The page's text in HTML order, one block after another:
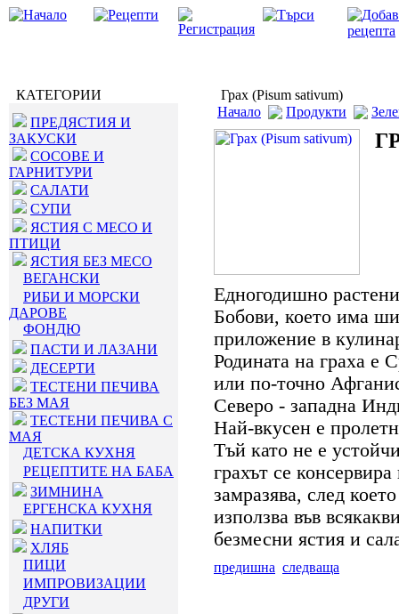
КАТЕГОРИИ
ПРЕДЯСТИЯ И
ЗАКУСКИ
СОСОВЕ И
ГАРНИТУРИ
САЛАТИ
СУПИ
ЯСТИЯ С МЕСО И
ПТИЦИ
ЯСТИЯ БЕЗ МЕСО
ВЕГАНСКИ
РИБИ И МОРСКИ
ДАРОВЕ
ФОНДЮ
ПАСТИ И ЛАЗАНИ
ДЕСЕРТИ
ТЕСТЕНИ ПЕЧИВА
БЕЗ МАЯ
ТЕСТЕНИ ПЕЧИВА С
МАЯ
ДЕТСКА КУХНЯ
РЕЦЕПТИТЕ НА БАБА
ЗИМНИНА
ЕРГЕНСКА КУХНЯ
НАПИТКИ
ХЛЯБ
ПИЦИ
ИМПРОВИЗАЦИИ
ДРУГИ
Грах (Pisum sativum)
Начало
Продукти
Едногодишно
Бобови, което има
приложение в
Родината на граха е
или по-точно
Северо - западна
Най-вкусен е
Тъй като не е
грахът се
замразява, след
използва във
безмесни ястия и
предишна следваща